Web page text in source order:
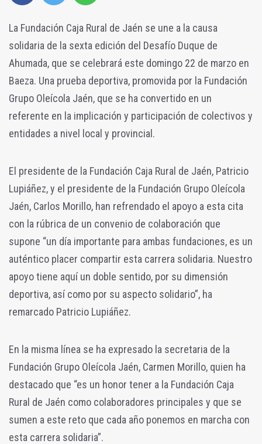
La Fundación Caja Rural de Jaén se une a la causa
solidaria de la sexta edición del Desafío Duque de
Ahumada, que se celebrará este domingo 22 de marzo en
Baeza. Una prueba deportiva, promovida por la Fundación
Grupo Oleícola Jaén, que se ha convertido en un
referente en la implicación y participación de colectivos y
entidades a nivel local y provincial.
El presidente de la Fundación Caja Rural de Jaén, Patricio
Lupiáñez, y el presidente de la Fundación Grupo Oleícola
Jaén, Carlos Morillo, han refrendado el apoyo a esta cita
con la rúbrica de un convenio de colaboración que
supone “un día importante para ambas fundaciones, es un
auténtico placer compartir esta carrera solidaria. Nuestro
apoyo tiene aquí un doble sentido, por su dimensión
deportiva, así como por su aspecto solidario”, ha
remarcado Patricio Lupiáñez.
En la misma línea se ha expresado la secretaria de la
Fundación Grupo Oleícola Jaén, Carmen Morillo, quien ha
destacado que “es un honor tener a la Fundación Caja
Rural de Jaén como colaboradores principales y que se
sumen a este reto que cada año ponemos en marcha con
esta carrera solidaria”.